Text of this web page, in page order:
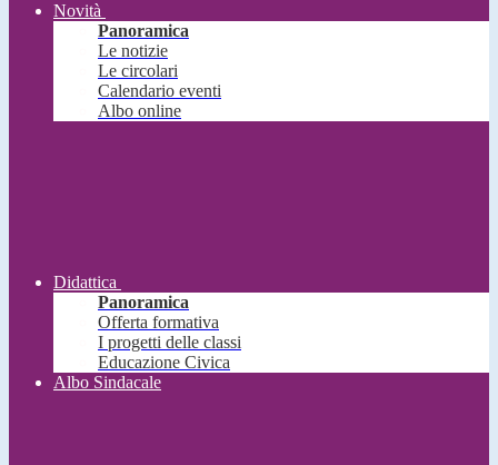
Novità
Panoramica
Le notizie
Le circolari
Calendario eventi
Albo online
Didattica
Panoramica
Offerta formativa
I progetti delle classi
Educazione Civica
Albo Sindacale